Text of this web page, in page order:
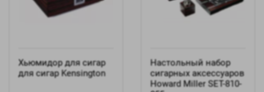
Хьюмидор для сигар
для сигар Kensington
Настольный набор
сигарных аксессуаров
Howard Miller SET-810-